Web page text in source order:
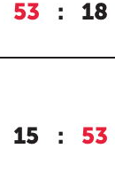
53 : 18
15 : 53